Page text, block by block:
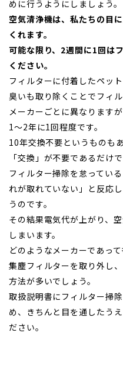
めに行うようにしましょう。
空気清浄機は、私たちの目
くれます。
可能な限り、2週間に1回は
ください。
フィルターに付着したペッ
臭いも取り除くことでフィ
メーカーごとに異なります
1～2年に1回程度です。
10年交換不要というものも
「交換」が不要であるだけ
フィルター掃除を怠ってい
れが取れていない」と反応
うのです。
その結果電気代が上がり、
しまいます。
どのようなメーカーであっ
集塵フィルターを取り外し
方法が多いでしょう。
取扱説明書にフィルター掃
め、きちんと目を通したう
ださい。